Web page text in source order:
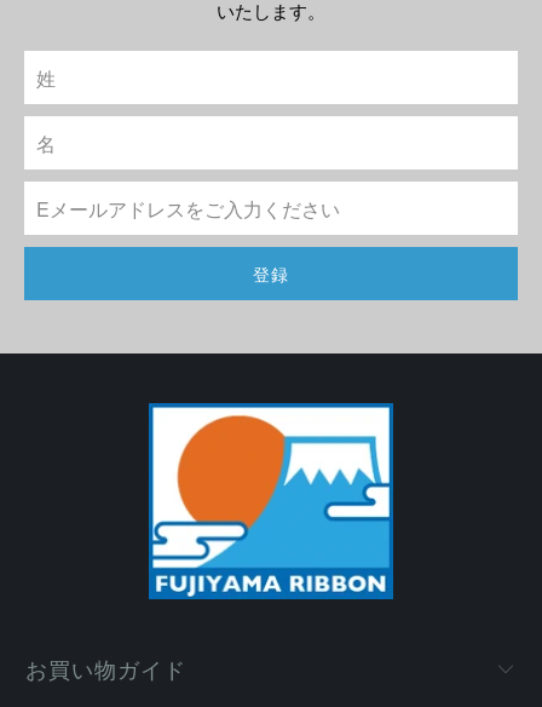
いたします。
お買い物ガイド